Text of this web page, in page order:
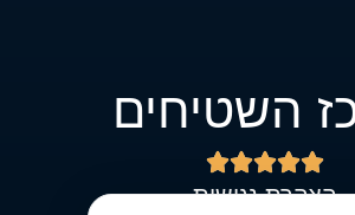
השטיחים





הצהרת נגישות